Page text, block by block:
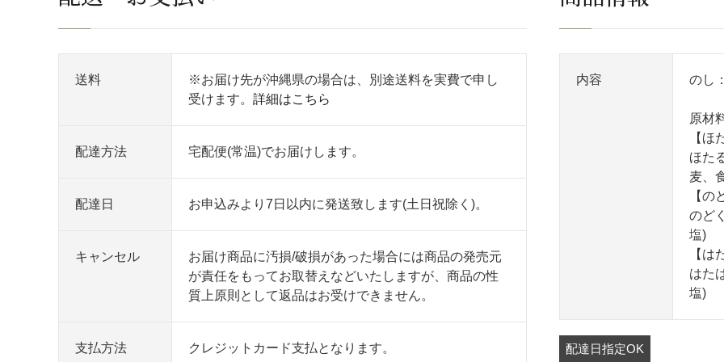
送料
※お届け先が沖縄県の場合は、別途送料を実費で申し
受けます。 詳細はこちら
配達方法 宅配便(常温)でお届けします。
配達日 お申込みより7日以内に発送致します(土日祝除く)。
キャンセル
お届け商品に汚損/破損があった場合には商品の発売元
が責任をもってお取替えなどいたしますが、商品の性
質上原則として返品はお受けできません。
支払方法 クレジットカード支払となります。
内容 のし
原材
【ほ
ほた
麦、
【の
のど
塩)
【は
はた
塩)
配達日指定OK